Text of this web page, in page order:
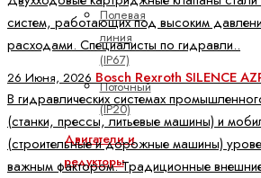
Полевая
линия
(IP67)
Поточный
(IP20)
Двигатели и
редукторы
систем, работающих под высоким
расходами. Специалисты по гидравли..
26 Июня, 2026 Bosch Rexroth SILENCE
В гидравлических системах
(станки, прессы, литьевые машины) и
(строительные и дорожные машины)
важным фактором. Традиционные